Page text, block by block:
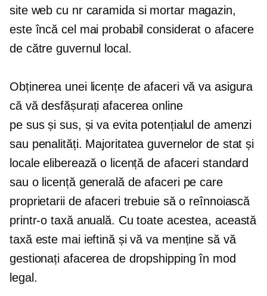
site web cu nr caramida si mortarmagazin,
este încă cel mai probabil considerat o afacere
de către guvernul local.
Obținerea unei licențe de afaceri vă va asigura
că vă desfășurați afacerea online
pe sus și sus, și va evita potențialul de amenzi
sau penalități. Majoritatea guvernelor de stat și
locale eliberează o licență de afaceri standard
sau o licență generală de afaceri pe care
proprietarii de afaceri trebuie să o reînnoiască
printr-o taxă anuală. Cu toate acestea, această
taxă este mai ieftină și vă va menține să vă
gestionați afacerea de dropshipping în mod
legal.